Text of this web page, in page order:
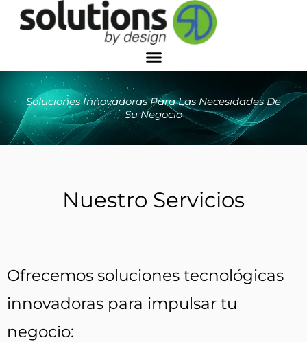
Soluciones Innovadoras Para Las Necesidades De
Su Negocio
Nuestro Servicios
Ofrecemos soluciones tecnológicas
innovadoras para impulsar tu
negocio: